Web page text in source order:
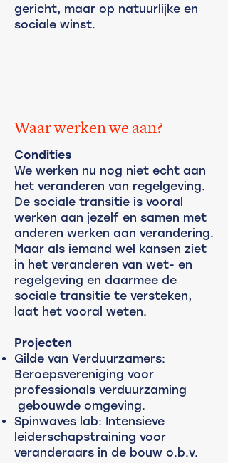
gericht, maar op natuurlijke en
sociale winst.
Waar werken we aan?
Condities
We werken nu nog niet echt aan
het veranderen van regelgeving.
De sociale transitie is vooral
werken aan jezelf en samen met
anderen werken aan verandering.
Maar als iemand wel kansen ziet
in het veranderen van wet- en
regelgeving en daarmee de
sociale transitie te versteken,
laat het vooral weten.
Projecten
Gilde van Verduurzamers:
Beroepsvereniging voor
professionals verduurzaming
gebouwde omgeving.
Spinwaves lab: Intensieve
leiderschapstraining voor
veranderaars in de bouw o.b.v.